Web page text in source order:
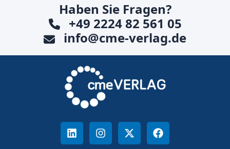
Haben Sie Fragen?
+49 2224 82 561 05
info@cme-verlag.de